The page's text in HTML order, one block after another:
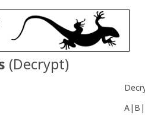
(Decrypt)